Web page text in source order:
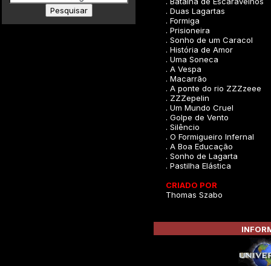
. Duas Lagartas
. Formiga
. Prisioneira
. Sonho de um Caracol
. História de Amor
. Uma Soneca
. A Vespa
. Macarrão
. A ponte do rio ZZZzeee
. ZZZepelin
. Um Mundo Cruel
. Golpe de Vento
. Silêncio
. O Formigueiro Infernal
. A Boa Educação
. Sonho de Lagarta
. Pastilha Elástica
CRIADO POR
Thomas Szabo